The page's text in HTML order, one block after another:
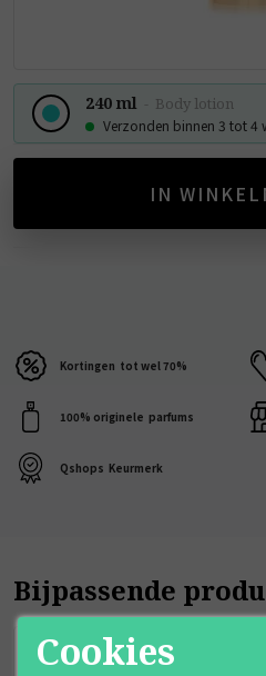
240 ml Body lotion
Verzonden binnen 3 tot 4
IN
Kortingen tot wel 70%
100% originele parfums
Qshops Keurmerk
Bijpassende
Cookies